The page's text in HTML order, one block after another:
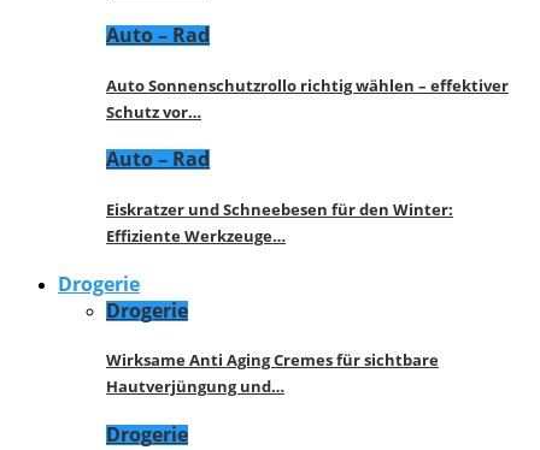
Auto – Rad
Auto Sonnenschutzrollo richtig wählen – effektiver
Schutz vor…
Auto – Rad
Eiskratzer und Schneebesen für den Winter:
Effiziente Werkzeuge…
Drogerie
Drogerie
Wirksame Anti Aging Cremes für sichtbare
Hautverjüngung und…
Drogerie